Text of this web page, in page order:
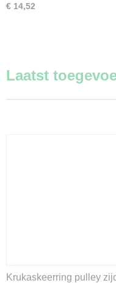
€ 14,52
Laatst
Krukaskeerring pulley